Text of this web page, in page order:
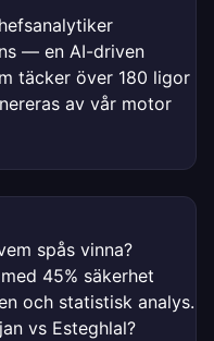
— en AI-driven
täcker över 180 ligor
av vår motor
spås vinna?
45% säkerhet
och statistisk analys.
vs Esteghlal?